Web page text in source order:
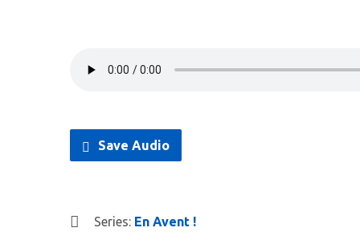
Save Audio
Series: En Avent !